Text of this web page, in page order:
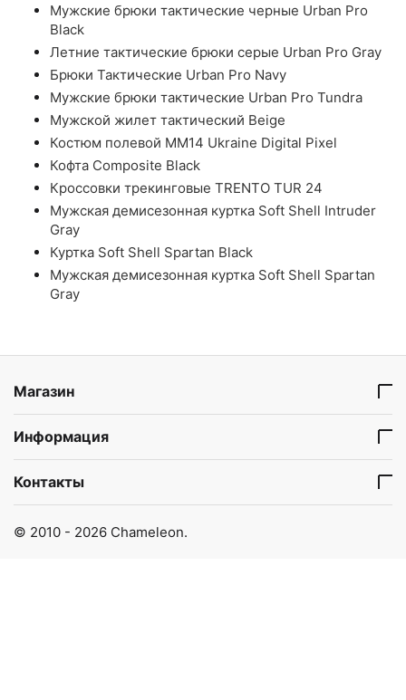
Мужские брюки тактические черные Urban Pro
Black
Летние тактические брюки серые Urban Pro Gray
Брюки Тактические Urban Pro Navy
Мужские брюки тактические Urban Pro Tundra
Мужской жилет тактический Beige
Костюм полевой ММ14 Ukraine Digital Pixel
Кофта Composite Black
Кроссовки трекинговые TRENTO TUR 24
Мужская демисезонная куртка Soft Shell Intruder
Gray
Куртка Soft Shell Spartan Black
Мужская демисезонная куртка Soft Shell Spartan
Gray
Магазин
Информация
Контакты
© 2010 - 2026 Chameleon.